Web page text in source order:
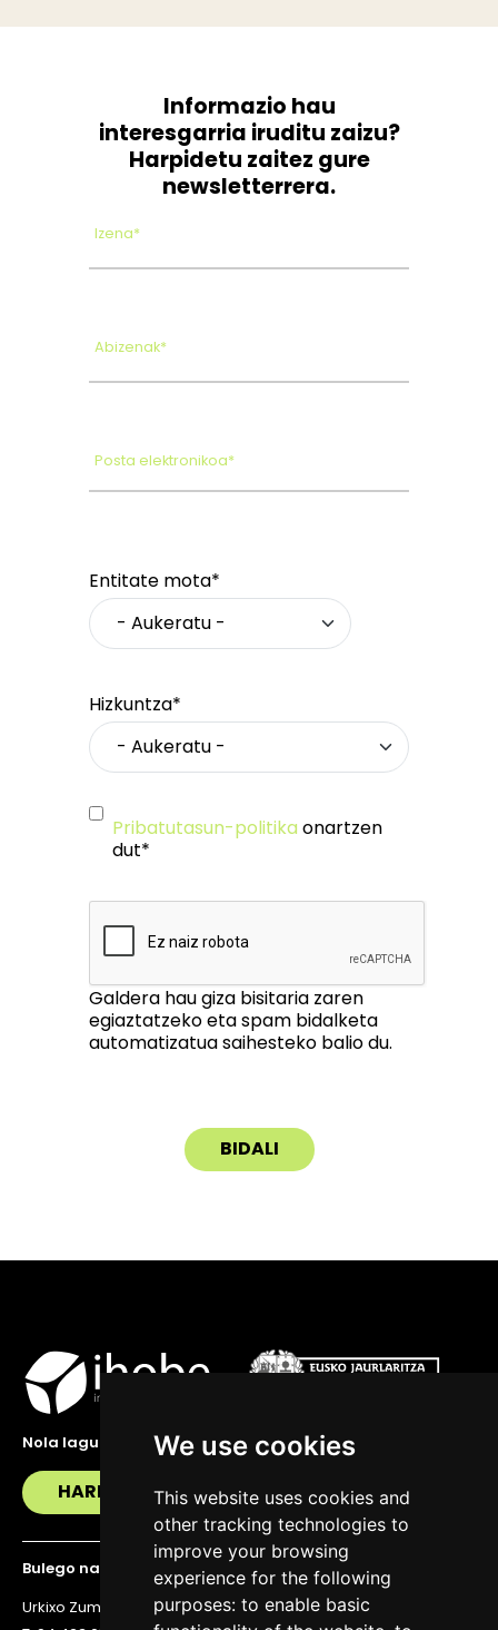
We use cookies
This website uses cookies and
other tracking technologies to
improve your browsing
experience for the following
purposes: to enable basic
Informazio hau
interesgarria iruditu zaizu?
Harpidetu zaitez gure
newsletterrera.
Izena*
Abizenak*
Posta elektronikoa*
Entitate mota*
Hizkuntza*
Pribatutasun-politika onartzen
dut*
Galdera hau giza bisitaria zaren
egiaztatzeko eta spam bidalketa
automatizatua saihesteko balio du.
Nola lagundu zaitzakegu?
HARREMANETAN JARRI
Bulego nagusia
Urkixo Zumarkalea 36, 6. solairua, 48011 Bilbo